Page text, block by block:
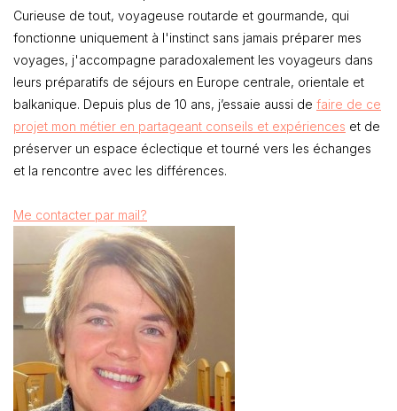
Curieuse de tout, voyageuse routarde et gourmande, qui
fonctionne uniquement à l'instinct sans jamais préparer mes
voyages, j'accompagne paradoxalement les voyageurs dans
leurs préparatifs de séjours en Europe centrale, orientale et
balkanique. Depuis plus de 10 ans, j’essaie aussi de faire de ce
projet mon métier en partageant conseils et expériences et de
préserver un espace éclectique et tourné vers les échanges
et la rencontre avec les différences.
Me contacter par mail?